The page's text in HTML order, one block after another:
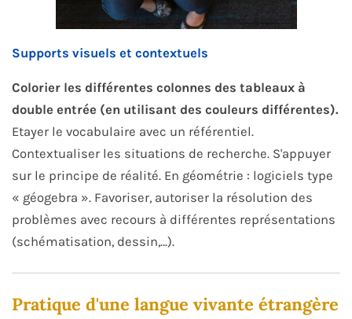
Supports visuels et contextuels
Colorier les différentes colonnes des tableaux à
double entrée (en utilisant des couleurs différentes).
Etayer le vocabulaire avec un référentiel.
Contextualiser les situations de recherche. S'appuyer
sur le principe de réalité. En géométrie : logiciels type
« géogebra ». Favoriser, autoriser la résolution des
problèmes avec recours à différentes représentations
(schématisation, dessin,…).
Pratique d'une langue vivante étrangère